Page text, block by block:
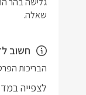
שאלה.
חשוב
הבריכות
לצפייה